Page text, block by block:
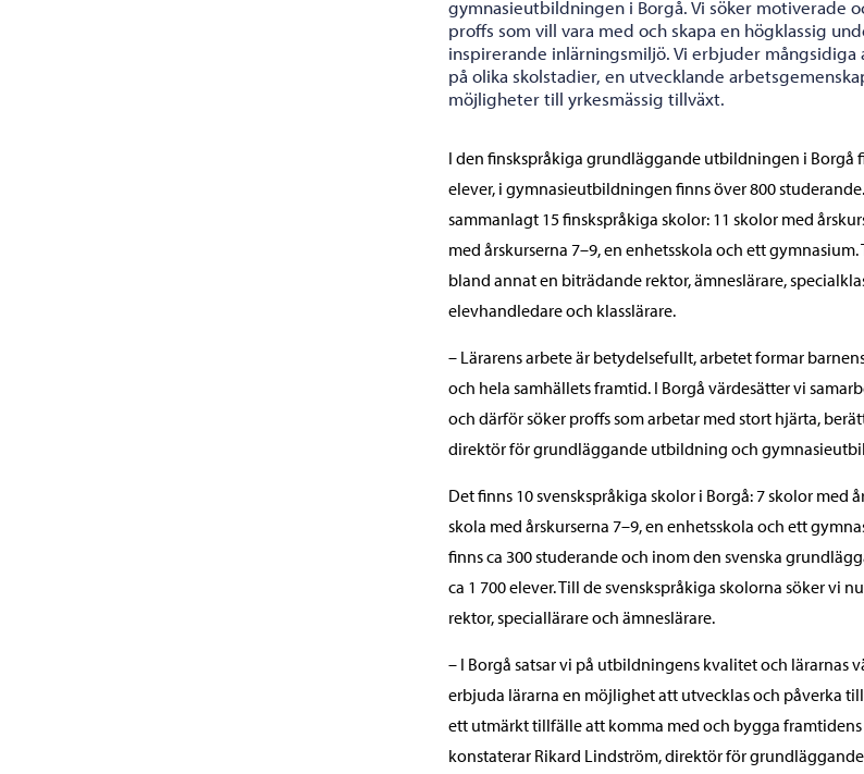
gymnasieutbildningen i Borgå. Vi söker motiverade
proffs som vill vara med och skapa en högklassig
inspirerande inlärningsmiljö. Vi erbjuder
på olika skolstadier, en utvecklande
möjligheter till yrkesmässig tillväxt.
I den finskspråkiga grundläggande utbildningen i Borgå
elever, i gymnasieutbildningen finns över 800
sammanlagt 15 finskspråkiga skolor: 11 skolor med
med årskurserna 7–9, en enhetsskola och ett gymnasium.
bland annat en biträdande rektor, ämneslärare,
elevhandledare och klasslärare.
– Lärarens arbete är betydelsefullt, arbetet formar
och hela samhällets framtid. I Borgå värdesätter vi
och därför söker proffs som arbetar med stort hjärta,
direktör för grundläggande utbildning och
Det finns 10 svenskspråkiga skolor i Borgå: 7 skolor med
skola med årskurserna 7–9, en enhetsskola och ett
finns ca 300 studerande och inom den svenska
ca 1 700 elever. Till de svenskspråkiga skolorna söker vi
rektor, speciallärare och ämneslärare.
– I Borgå satsar vi på utbildningens kvalitet och lärarnas
erbjuda lärarna en möjlighet att utvecklas och påverka
ett utmärkt tillfälle att komma med och bygga framtidens
konstaterar Rikard Lindström, direktör för